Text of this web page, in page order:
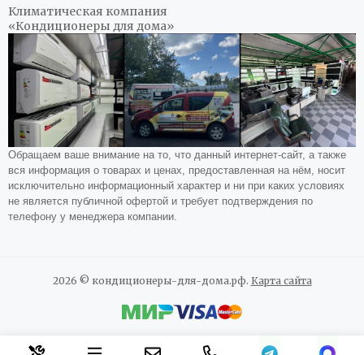
Климатическая компания
«Кондиционеры для дома»
Обращаем ваше внимание на то, что данный интернет-сайт, а также
вся информация о товарах и ценах, предоставленная на нём, носит
исключительно информационный характер и ни при каких условиях
не является публичной офертой и требует подтверждения по
телефону у менеджера компании.
2026 © кондиционеры-для-дома.рф. Карта сайта